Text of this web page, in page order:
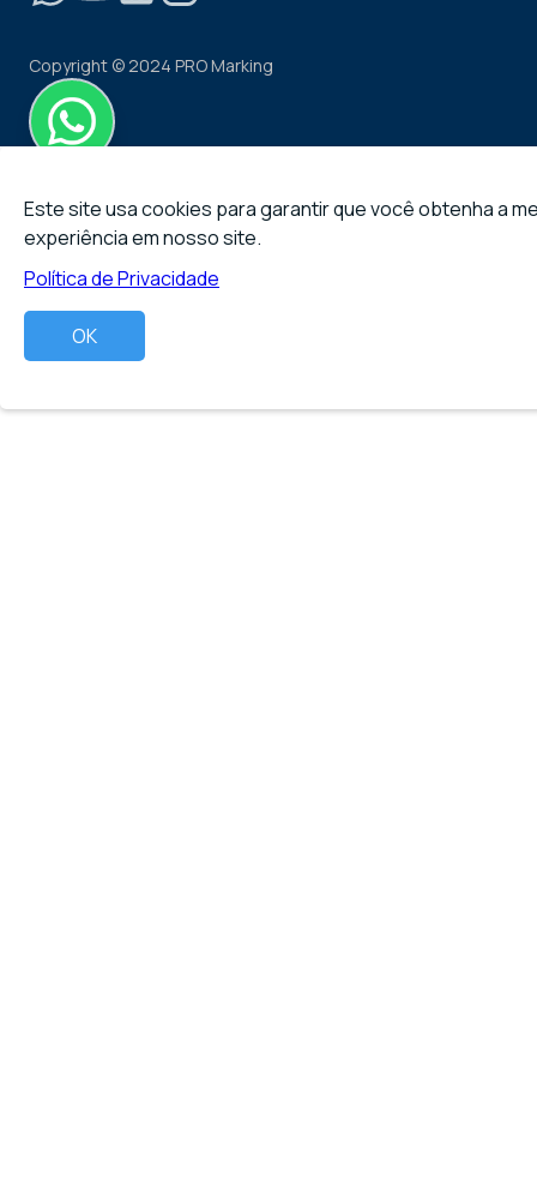
Copyright © 2024 PRO Marking
Este site usa cookies para garantir que você obtenha a
experiência em nosso site.
Política de Privacidade
OK